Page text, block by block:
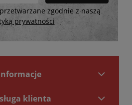
zgodnie z naszą
prywatności
klienta